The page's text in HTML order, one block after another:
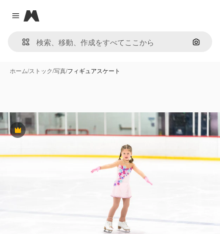
Close menu
Magnific
画像で
ホーム/ストック/写真/フィギュアスケート
Premium